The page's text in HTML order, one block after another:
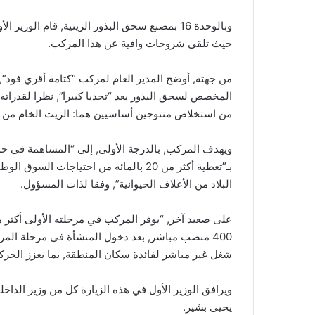
وبالوحدة 16 بمصنع سحق البذور الزيتية, قام
حيث تلقى شروحات وافية عن هذا المركب.
من جهته, أوضح المدير العام لمركب “كتامة أقري
من استخلاص منتوجين أساسيين هما: الزيت الخام من
ويهدف المركب, بالدرجة الأولى, إلى “المساهمة في
البلاد من الأعلاف الحيوانية”, وفقا لذات المسؤول.
شغل غير مباشر لفائدة سكان المنطقة, بما يعزز
ويرافق الوزير الأول في هذه الزيارة كل من وزير
يحيى بشير.